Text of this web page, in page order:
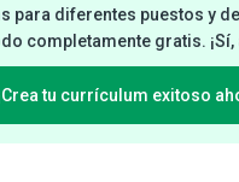
para diferentes puestos y
completamente gratis.
tu currículum exitoso